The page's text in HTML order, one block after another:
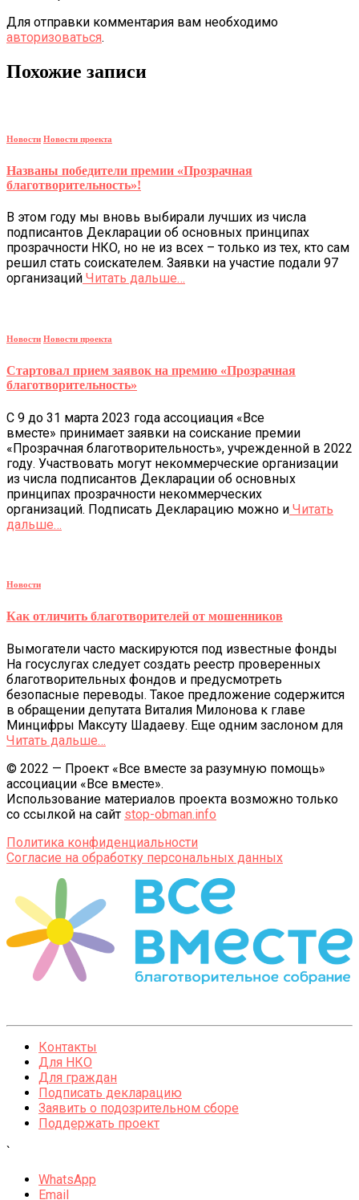
Для отправки комментария вам необходимо
авторизоваться.
Похожие записи
Новости Новости проекта
Названы победители премии «Прозрачная
благотворительность»!
В этом году мы вновь выбирали лучших из числа
подписантов Декларации об основных принципах
прозрачности НКО, но не из всех – только из тех, кто сам
решил стать соискателем. Заявки на участие подали 97
организаций Читать дальше…
Новости Новости проекта
Стартовал прием заявок на премию «Прозрачная
благотворительность»
С 9 до 31 марта 2023 года ассоциация «Все
вместе» принимает заявки на соискание премии
«Прозрачная благотворительность», учрежденной в 2022
году. Участвовать могут некоммерческие организации
из числа подписантов Декларации об основных
принципах прозрачности некоммерческих
организаций. Подписать Декларацию можно и Читать
дальше…
Новости
Как отличить благотворителей от мошенников
Вымогатели часто маскируются под известные фонды
На госуслугах следует создать реестр проверенных
благотворительных фондов и предусмотреть
безопасные переводы. Такое предложение содержится
в обращении депутата Виталия Милонова к главе
Минцифры Максуту Шадаеву. Еще одним заслоном для
Читать дальше…
© 2022 — Проект «Все вместе за разумную помощь»
ассоциации «Все вместе».
Использование материалов проекта возможно только
со ссылкой на сайт stop-obman.info
Политика конфиденциальности
Согласие на обработку персональных данных
Контакты
Для НКО
Для граждан
Подписать декларацию
Заявить о подозрительном сборе
Поддержать проект
`
WhatsApp
Email